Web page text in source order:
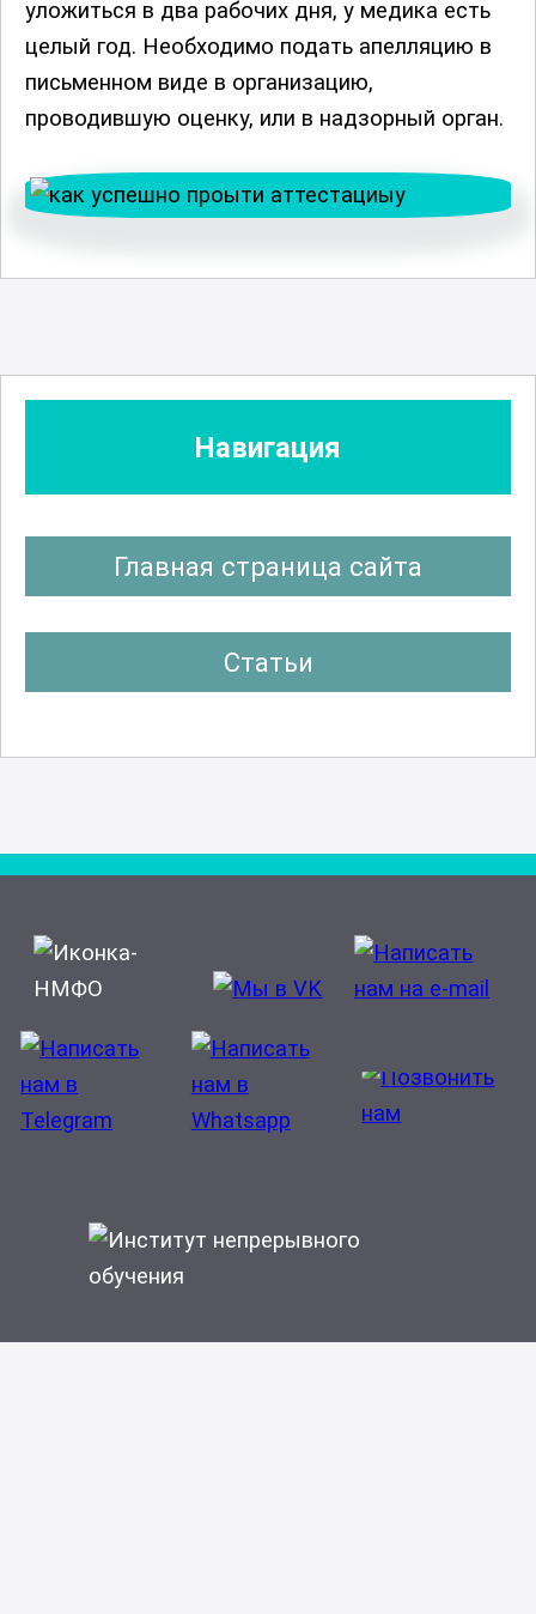
уложиться в два рабочих дня, у медика есть
целый год. Необходимо подать апелляцию в
письменном виде в организацию,
проводившую оценку, или в надзорный орган.
Навигация
Главная страница сайта
Статьи